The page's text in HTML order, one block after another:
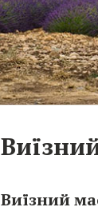
Виїзний